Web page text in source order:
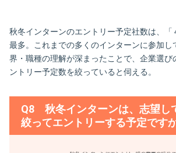
秋冬インターンのエントリー予定社数は、「
最多。これまでの多くのインターンに参加し
界・職種の理解が深まったことで、企業選び
ントリー予定数を絞っていると伺える。
Q8 秋冬インターンは、志望し
絞ってエントリーする予定です